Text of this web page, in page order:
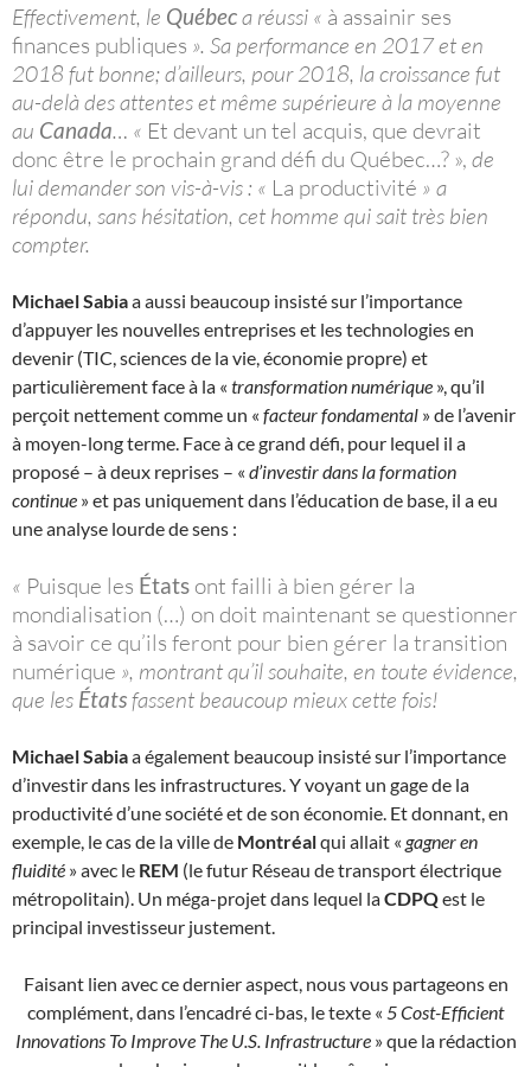
Effectivement, le Québeca réussi « à assainir ses
finances publiques ». Sa performance en 2017 et en
2018 fut bonne; d’ailleurs, pour 2018, la croissance fut
au-delà des attentes et même supérieure à la moyenne
au Canada… « Et devant un tel acquis, que devrait
donc être le prochain grand défi du Québec…? », de
lui demander son vis-à-vis : « La productivité » a
répondu, sans hésitation, cet homme qui sait très bien
compter.
Michael Sabiaa aussi beaucoup insisté sur l’importance
d’appuyer les nouvelles entreprises et les technologies en
devenir (TIC, sciences de la vie, économie propre) et
particulièrement face à la « transformation numérique », qu’il
perçoit nettement comme un « facteur fondamental » de l’avenir
à moyen-long terme. Face à ce grand défi, pour lequel il a
proposé – à deux reprises – « d’investir dans la formation
continue » et pas uniquement dans l’éducation de base, il a eu
une analyse lourde de sens :
« Puisque les États ont failli à bien gérer la
mondialisation (…) on doit maintenant se questionner
à savoir ce qu’ils feront pour bien gérer la transition
numérique », montrant qu’il souhaite, en toute évidence,
que les Étatsfassent beaucoup mieux cette fois!
Michael Sabiaa également beaucoup insisté sur l’importance
d’investir dans les infrastructures. Y voyant un gage de la
productivité d’une société et de son économie. Et donnant, en
exemple, le cas de la ville de Montréalqui allait « gagner en
fluidité » avec le REM (le futur Réseau de transport électrique
métropolitain). Un méga-projet dans lequel laCDPQest le
principal investisseur justement.
Faisant lien avec ce dernier aspect, nous vous partageons en
complément, dans l’encadré ci-bas, le texte « 5 Cost-Efficient
Innovations To Improve The U.S. Infrastructure» que la rédaction